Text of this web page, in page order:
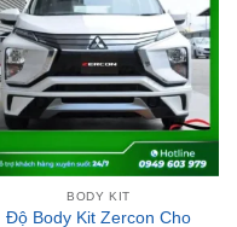
BODY KIT
Độ Body Kit Zercon Cho
Mitsubishi Xpander Tại
TPHCM | Đẳng Cấp – Sang
Trọng